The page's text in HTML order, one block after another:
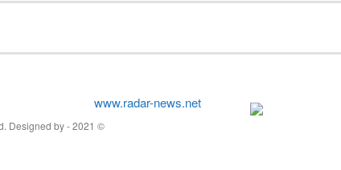
© 2021 - All Rights Reserved. Designed by